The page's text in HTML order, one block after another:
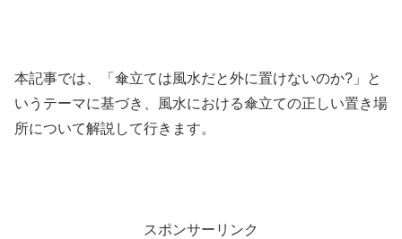
本記事では、「傘立ては風水だと外に置けないのか?」と
いうテーマに基づき、風水における傘立ての正しい置き場
所について解説して行きます。
スポンサーリンク